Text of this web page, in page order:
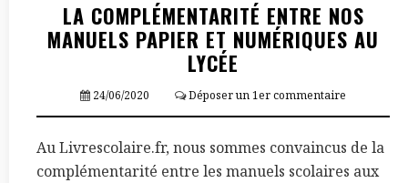
LA COMPLÉMENTARITÉ ENTRE NOS
MANUELS PAPIER ET NUMÉRIQUES AU
LYCÉE
24/06/2020 Déposer un 1er commentaire
Au Livrescolaire.fr, nous sommes convaincus de la
complémentarité entre les manuels scolaires aux